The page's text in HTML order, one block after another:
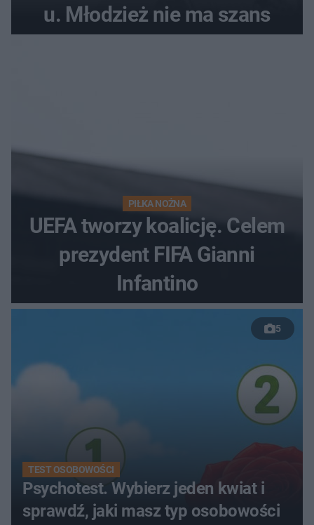
u. Młodzież nie ma szans
PIŁKA NOŻNA
UEFA tworzy koalicję. Celem
prezydent FIFA Gianni
Infantino
5
TEST OSOBOWOŚCI
Psychotest. Wybierz jeden kwiat i
sprawdź, jaki masz typ osobowości